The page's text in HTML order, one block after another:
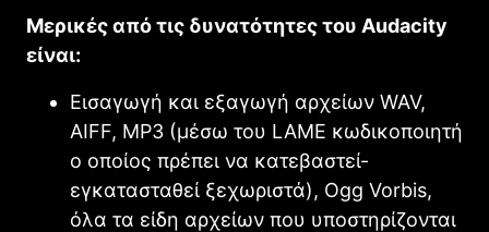
Μερικές από τις δυνατότητες του Audacity
είναι:
Εισαγωγή και εξαγωγή αρχείων WAV,
AIFF, MP3 (μέσω του LAME κωδικοποιητή
ο οποίος πρέπει να κατεβαστεί-
εγκατασταθεί ξεχωριστά), Ogg Vorbis,
όλα τα είδη αρχείων που υποστηρίζονται